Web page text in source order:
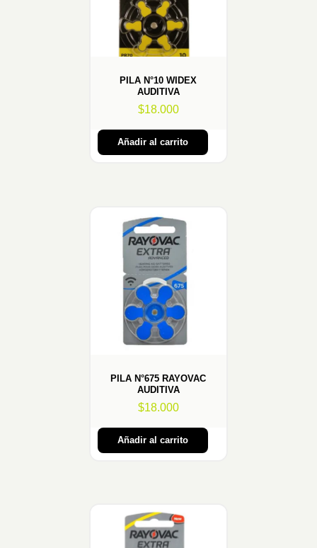
PILA N°10 WIDEX
AUDITIVA
$18.000
Añadir al carrito
PILA N°675 RAYOVAC
AUDITIVA
$18.000
Añadir al carrito